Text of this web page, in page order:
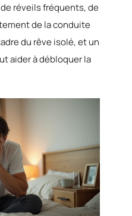
réveils fréquents, de
de la conduite
du rêve isolé, et un
aider à débloquer la